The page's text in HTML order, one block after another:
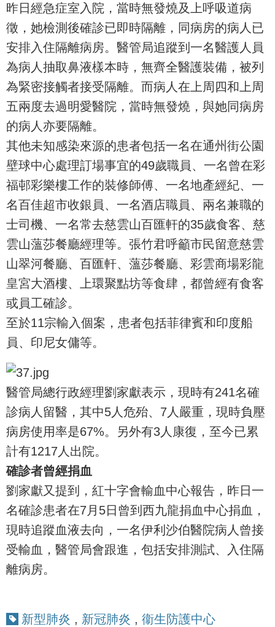
昨日經急症室入院，當時無發燒及上呼吸道病
徵，她檢測後確診已即時隔離，同病房的病人已
安排入住隔離病房。醫管局追蹤到一名醫護人員
為病人抽取鼻液樣本時，無齊全醫護裝備，被列
為緊密接觸者接受隔離。而病人在上周四和上周
五兩度去過明愛醫院，當時無發燒，與她同病房
的病人亦要隔離。
其他未知感染來源的患者包括一名在通州街公園
壁球中心處理訂場事宜的49歲職員、一名曾在彩
福邨彩樂樓工作的裝修師傅、一名地產經紀、一
名百佳超市收銀員、一名酒店職員、兩名兼職的
士司機、一名常去慈雲山百匯軒的35歲食客、慈
雲山薀莎餐廳經理等。張竹君呼籲市民留意慈雲
山翠河餐廳、百匯軒、薀莎餐廳、彩雲商場彩龍
皇宮大酒樓、上環聚點坊等食肆，都曾經有食客
或員工確診。
至於11宗輸入個案，患者包括菲律賓和印度船
員、印尼女傭等。
醫管局總行政經理劉家獻表示，現時有241名確
診病人留醫，其中5人危殆、7人嚴重，現時負壓
病房使用率是67%。另外有3人康復，至今已累
計有1217人出院。
確診者曾經捐血
劉家獻又提到，紅十字會輸血中心報告，昨日一
名確診患者在7月5日曾到西九龍捐血中心捐血，
現時追蹤血液去向，一名伊利沙伯醫院病人曾接
受輸血，醫管局會跟進，包括安排測試、入住隔
離病房。
新型肺炎 , 新冠肺炎 , 衞生防護中心